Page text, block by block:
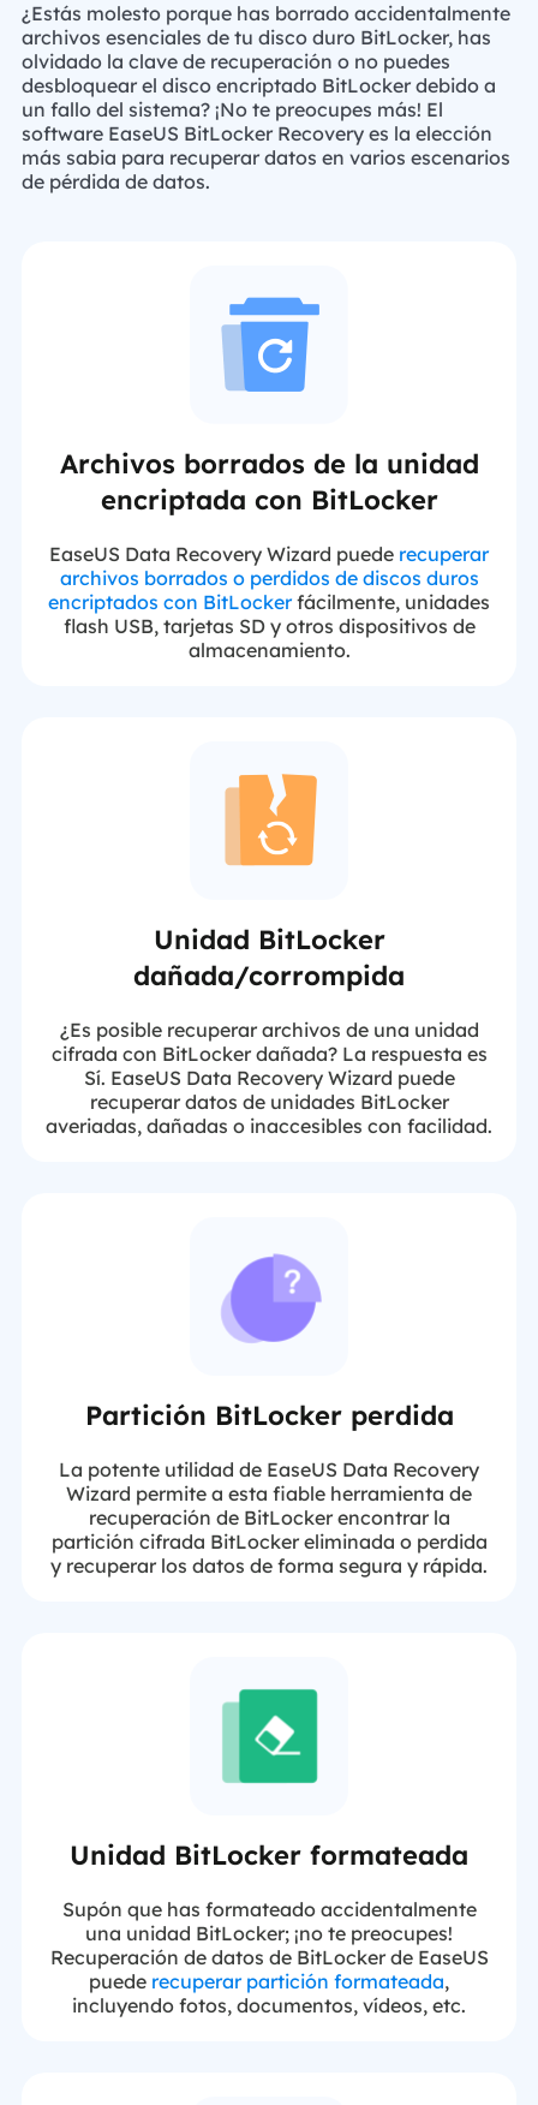
¿Estás molesto porque has borrado accidentalmente
archivos esenciales de tu disco duro BitLocker, has
olvidado la clave de recuperación o no puedes
desbloquear el disco encriptado BitLocker debido a
un fallo del sistema? ¡No te preocupes más! El
software EaseUS BitLocker Recovery es la elección
más sabia para recuperar datos en varios escenarios
de pérdida de datos.
Archivos borrados de la unidad
encriptada con BitLocker
EaseUS Data Recovery Wizard puede recuperar
archivos borrados o perdidos de discos duros
encriptados con BitLockerfácilmente, unidades
flash USB, tarjetas SD y otros dispositivos de
almacenamiento.
Unidad BitLocker
dañada/corrompida
¿Es posible recuperar archivos de una unidad
cifrada con BitLocker dañada? La respuesta es
Sí. EaseUS Data Recovery Wizard puede
recuperar datos de unidades BitLocker
averiadas, dañadas o inaccesibles con facilidad.
Partición BitLocker perdida
La potente utilidad de EaseUS Data Recovery
Wizard permite a esta fiable herramienta de
recuperación de BitLocker encontrar la
partición cifrada BitLocker eliminada o perdida
y recuperar los datos de forma segura y rápida.
Unidad BitLocker formateada
Supón que has formateado accidentalmente
una unidad BitLocker; ¡no te preocupes!
Recuperación de datos de BitLocker de EaseUS
puede recuperar partición formateada,
incluyendo fotos, documentos, vídeos, etc.